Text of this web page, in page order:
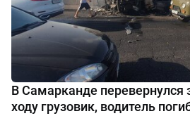
В Самарканде перевернулся
ходу грузовик, водитель